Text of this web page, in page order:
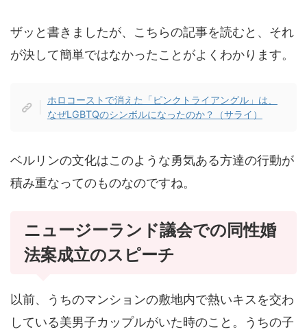
ザッと書きましたが、こちらの記事を読むと、それ
が決して簡単ではなかったことがよくわかります。
ホロコーストで消えた「ピンクトライアングル」は、
なぜLGBTQのシンボルになったのか？（サライ）
ベルリンの文化はこのような勇気ある方達の行動が
積み重なってのものなのですね。
ニュージーランド議会での同性婚
法案成立のスピーチ
以前、うちのマンションの敷地内で熱いキスを交わ
している美男子カップルがいた時のこと。うちの子